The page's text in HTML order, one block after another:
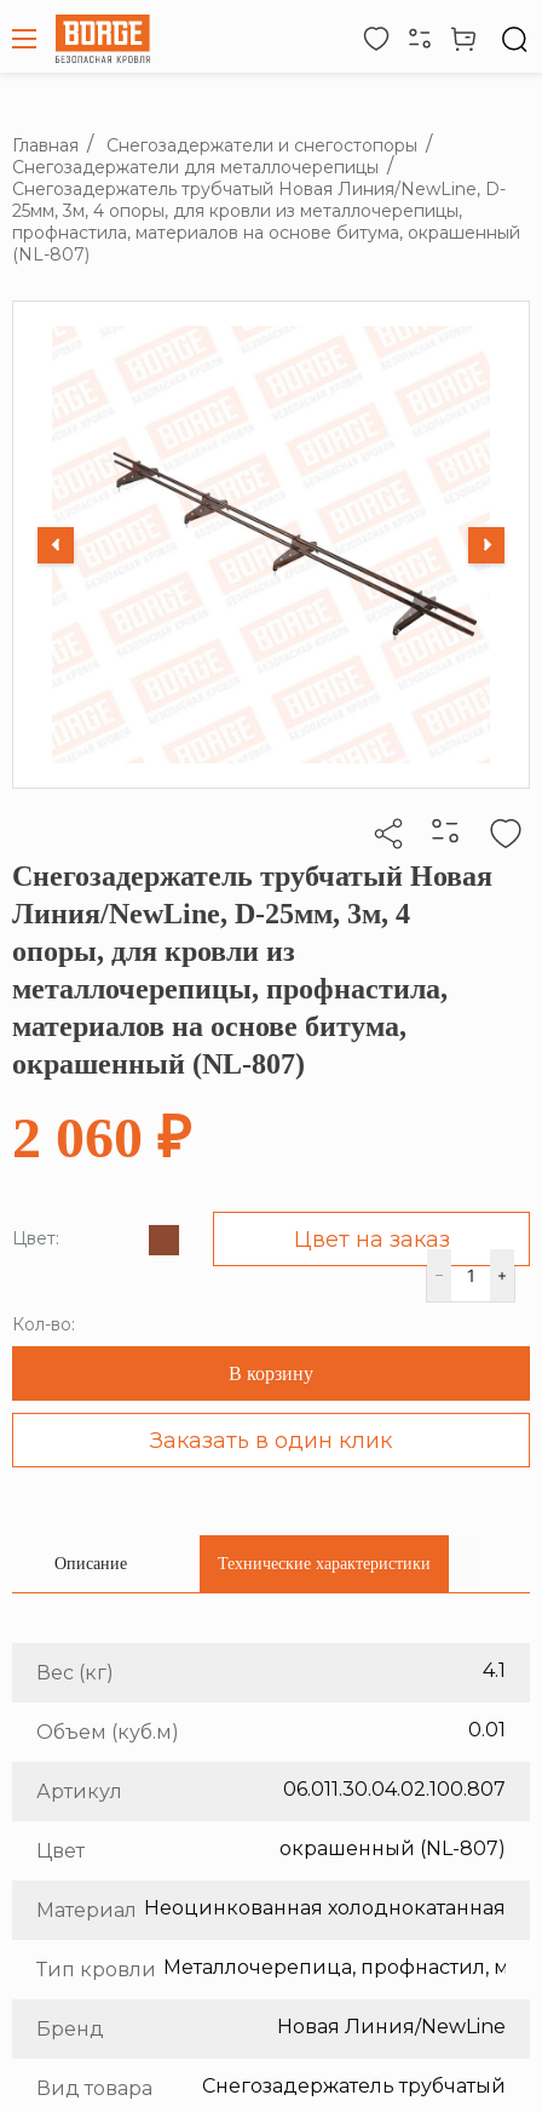
Главная
Снегозадержатели и снегостопоры
Снегозадержатели для металлочерепицы
Снегозадержатель трубчатый Новая Линия/NewLine, D-
25мм, 3м, 4 опоры, для кровли из металлочерепицы,
профнастила, материалов на основе битума, окрашенный
(NL-807)
Кликните, чтобы скопировать прямую ссылку
Снегозадержатель трубчатый Новая
Линия/NewLine, D-25мм, 3м, 4
опоры, для кровли из
металлочерепицы, профнастила,
материалов на основе битума,
окрашенный (NL-807)
2 060 ₽
Цвет: Цвет на заказ
Кол-во:
В корзину
Заказать в один клик
Описание Технические характеристики
Вес (кг) 4.1
Объем (куб.м) 0.01
Артикул 06.011.30.04.02.100.807
Цвет окрашенный (NL-807)
Материал
Тип кровли
Бренд Новая Линия/NewLine
Вид товара Снегозадержатель трубчатый